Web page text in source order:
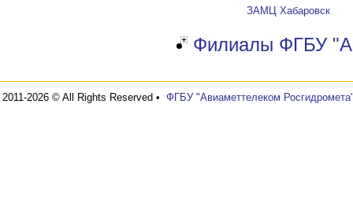
ЗАМЦ Хабаровск
Филиалы ФГБУ
2011-2026 © All Rights Reserved • ФГБУ "Авиаметтелеком